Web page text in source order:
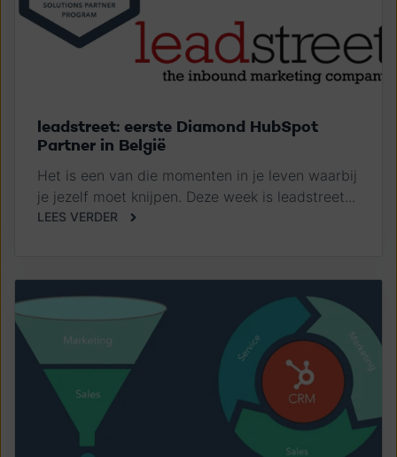
leadstreet: eerste Diamond HubSpot
Partner in België
Het is een van die momenten in je leven waarbij
je jezelf moet knijpen. Deze week is leadstreet...
LEES VERDER